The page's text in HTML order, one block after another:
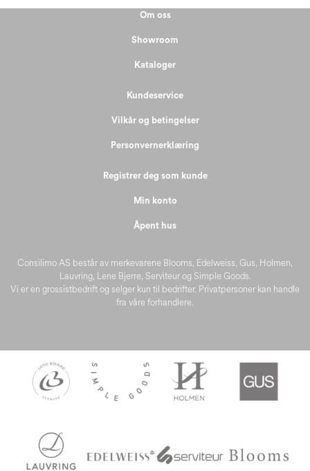
Consilimo AS består av merkevarene Blooms, Edelweiss, Gus, Holmen,
Lauvring, Lene Bjerre, Serviteur og Simple Goods.
Vi er en grossistbedrift og selger kun til bedrifter. Privatpersoner kan handle
fra våre forhandlere.
Om oss
Showroom
Kataloger
Kundeservice
Vilkår og betingelser
Personvernerklæring
Registrer deg som kunde
Min konto
Åpent hus